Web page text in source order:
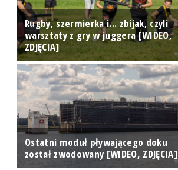
Rugby, szermierka i... zbijak, czyli
warsztaty z gry w juggera [WIDEO,
ZDJĘCIA]
Ostatni moduł pływającego doku
został zwodowany [WIDEO, ZDJĘCIA]